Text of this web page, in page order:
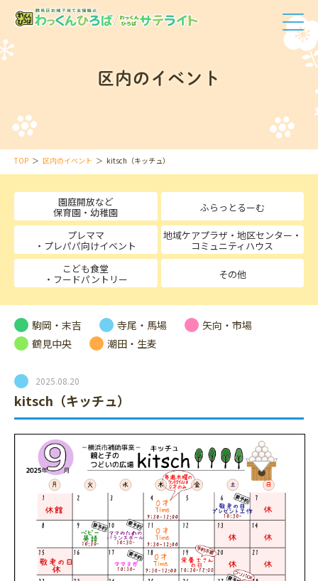
区内のイベント
TOP 区内のイベント kitsch（キッチュ）
園庭開放など
保育園・幼稚園 ふらっとるーむ
プレママ
・プレパパ向けイベント
地域ケアプラザ・地区センター・
コミュニティハウス
こども食堂
・フードパントリー その他
駒岡・末吉 寺尾・馬場
矢向・市場
鶴見中央
潮田・生麦
2025.08.20
kitsch（キッチュ）